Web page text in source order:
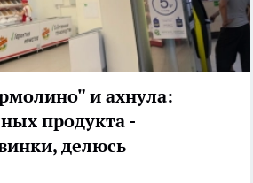
и ахнула:
продукта -
делюсь